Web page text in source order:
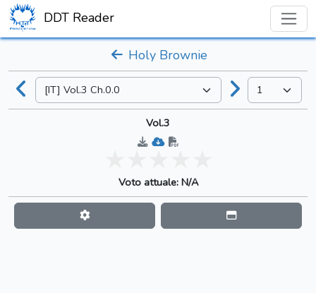
DDT Reader
Holy Brownie
Vol.3
Voto attuale: N/A